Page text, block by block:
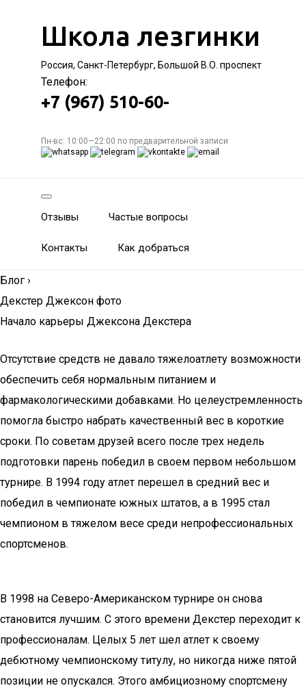
Школа лезгинки
Россия, Санкт-Петербург, Большой В.О. проспект
Телефон:
+7 (967) 510-60-
Пн-вс: 10:00—22:00 по предварительной записи
Отзывы Частые вопросы
Контакты Как добраться
Блог ›
Декстер Джексон фото
Начало карьеры Джексона Декстера
Отсутствие средств не давало тяжелоатлету возможности
обеспечить себя нормальным питанием и
фармакологическими добавками. Но целеустремленность
помогла быстро набрать качественный вес в короткие
сроки. По советам друзей всего после трех недель
подготовки парень победил в своем первом небольшом
турнире. В 1994 году атлет перешел в средний вес и
победил в чемпионате южных штатов, а в 1995 стал
чемпионом в тяжелом весе среди непрофессиональных
спортсменов.
В 1998 на Северо-Американском турнире он снова
становится лучшим. С этого времени Декстер переходит к
профессионалам. Целых 5 лет шел атлет к своему
дебютному чемпионскому титулу, но никогда ниже пятой
позиции не опускался. Этого амбициозному спортсмену